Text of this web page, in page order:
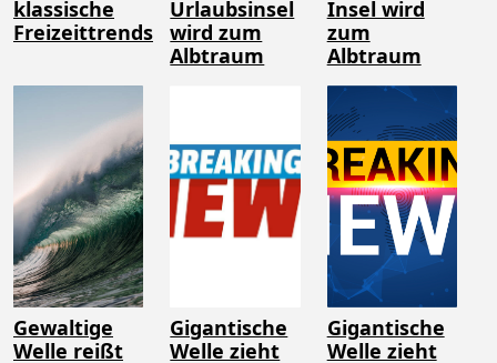
klassische
Freizeittrends
Urlaubsinsel
wird zum
Albtraum
Insel wird
zum
Albtraum
Gewaltige
Welle reißt
Gigantische
Welle zieht
Gigantische
Welle zieht